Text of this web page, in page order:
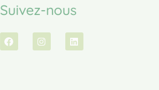
Suivez-nous